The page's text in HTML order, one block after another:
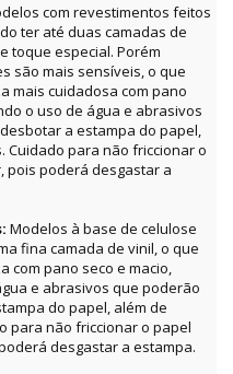
com revestimentos feitos
ter até duas camadas de
toque especial. Porém
são mais sensíveis, o que
mais cuidadosa com pano
o uso de água e abrasivos
a estampa do papel,
Cuidado para não friccionar o
pois poderá desgastar a
Modelos à base de celulose
fina camada de vinil, o que
com pano seco e macio,
e abrasivos que poderão
do papel, além de
para não friccionar o papel
desgastar a estampa.